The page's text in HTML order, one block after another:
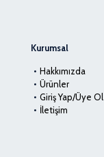
Kurumsal
Hakkımızda
Ürünler
Giriş Yap/Üye Ol
İletişim